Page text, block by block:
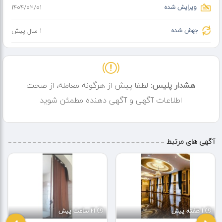
ویرایش شده ۱۴۰۴/۰۲/۰۱
جهش شده 1 سال پیش
هشدار پلیس: لطفا پیش از هرگونه معامله، از صحت
اطلاعات آگهی و آگهی دهنده مطمئن شوید
آگهی های مرتبط
21 ساعت پیش 1 هفته پیش